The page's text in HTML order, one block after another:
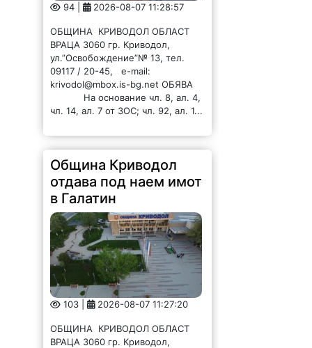
94 | 2026-08-07 11:28:57
ОБЩИНА КРИВОДОЛ ОБЛАСТ
ВРАЦА 3060 гр. Криводол,
ул.”Освобождение”№ 13, тел.
09117 / 20-45, e-mail:
krivodol@mbox.is-bg.net ОБЯВА
На основание чл. 8, ал. 4,
чл. 14, ал. 7 от ЗОС; чл. 92, ал. 1...
Община Криводол
отдава под наем имот
в Галатин
103 | 2026-08-07 11:27:20
ОБЩИНА КРИВОДОЛ ОБЛАСТ
ВРАЦА 3060 гр. Криводол,